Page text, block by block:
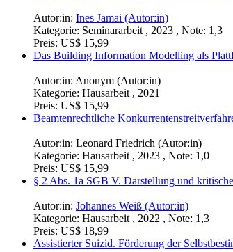
Autor:in: Ines Jamai (Autor:in)
Kategorie: Seminararbeit , 2023 , Note: 1,3
Preis: US$ 15,99
Das Building Information Modelling als
Autor:in: Anonym (Autor:in)
Kategorie: Hausarbeit , 2021
Preis: US$ 15,99
Beamtenrechtliche
Autor:in: Leonard Friedrich (Autor:in)
Kategorie: Hausarbeit , 2023 , Note: 1,0
Preis: US$ 15,99
§ 2 Abs. 1a SGB V. Darstellung und
Autor:in: Johannes Weiß (Autor:in)
Kategorie: Hausarbeit , 2022 , Note: 1,3
Preis: US$ 18,99
Assistierter Suizid. Förderung der